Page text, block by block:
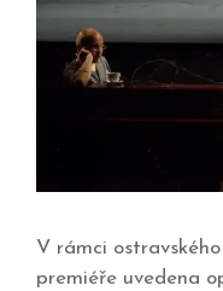
V rámci
premiéře uvedena